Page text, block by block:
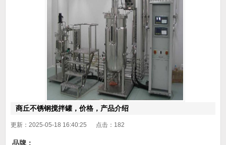
商丘不锈钢搅拌罐，价格，产品介绍
更新：2025-05-18 16:40:25 点击： 182
品牌：